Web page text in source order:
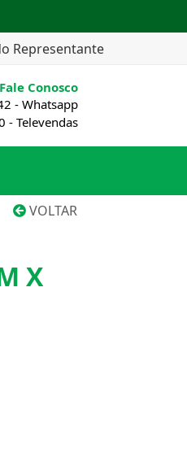
Representante
Fale Conosco
- Whatsapp
- Televendas
VOLTAR
X